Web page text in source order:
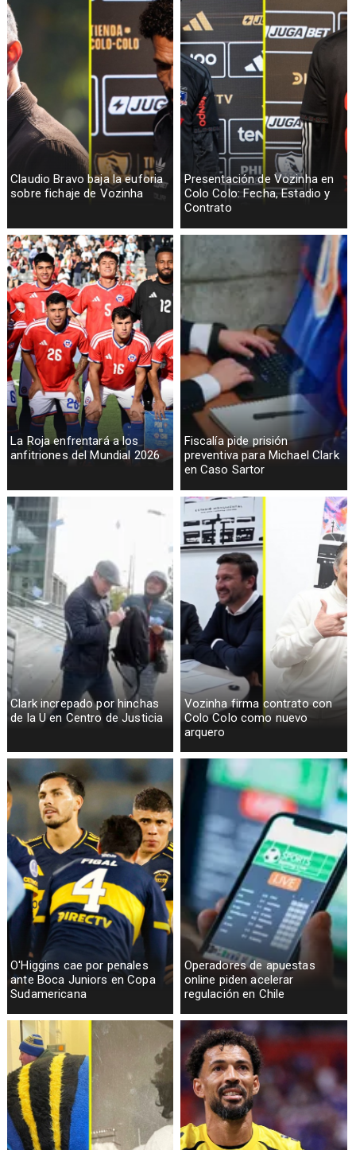
Claudio Bravo baja la euforia
sobre fichaje de Vozinha
Presentación de Vozinha en
Colo Colo: Fecha, Estadio y
Contrato
La Roja enfrentará a los
anfitriones del Mundial 2026
Fiscalía pide prisión
preventiva para Michael Clark
en Caso Sartor
Clark increpado por hinchas
de la U en Centro de Justicia
Vozinha firma contrato con
Colo Colo como nuevo
arquero
O'Higgins cae por penales
ante Boca Juniors en Copa
Sudamericana
Operadores de apuestas
online piden acelerar
regulación en Chile